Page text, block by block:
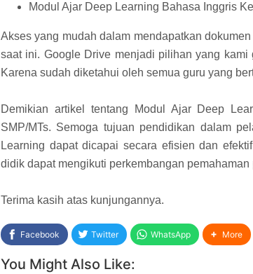
Modul Ajar Deep Learning Bahasa Inggris
Akses yang mudah dalam mendapatkan
saat ini. Google Drive menjadi pilihan yang kami
Karena sudah diketahui oleh semua guru yang
Demikian artikel tentang Modul Ajar Deep
SMP/MTs. Semoga tujuan pendidikan dalam
Learning dapat dicapai secara efisien dan
didik dapat mengikuti perkembangan
Terima kasih atas kunjungannya.
Facebook Twitter WhatsApp More
You Might Also Like: